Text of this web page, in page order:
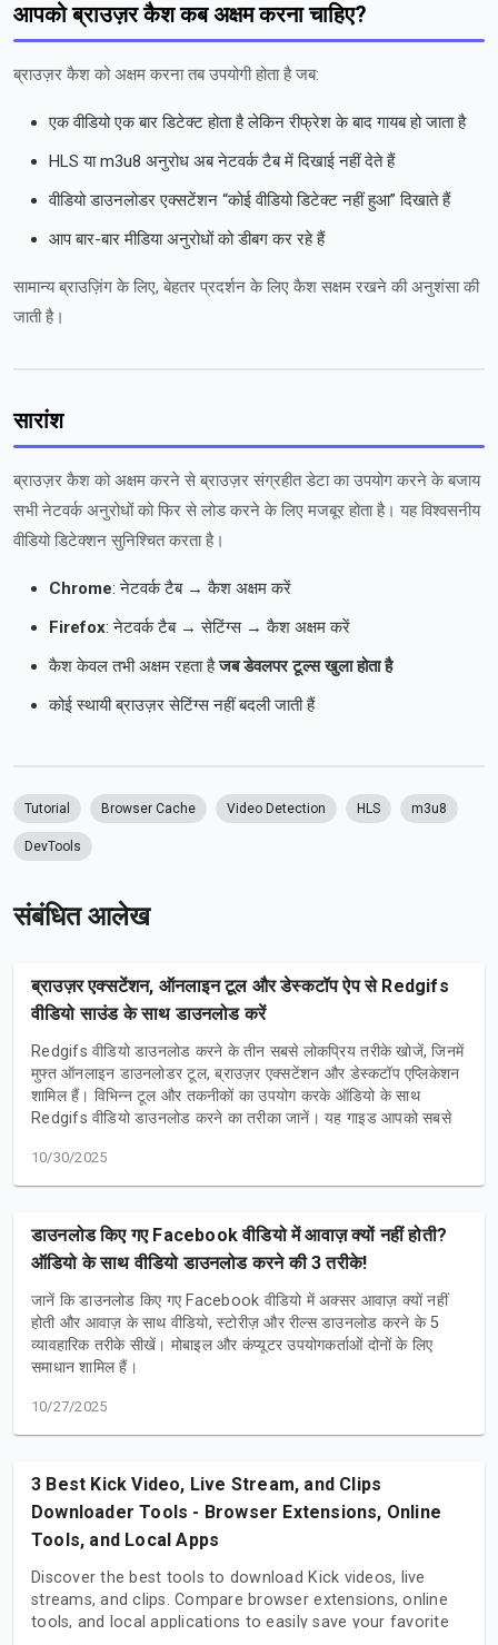
आपको ब्राउज़र कैश कब अक्षम करना चाहिए?
ब्राउज़र कैश को अक्षम करना तब उपयोगी होता है जब:
एक वीडियो एक बार डिटेक्ट होता है लेकिन रीफ्रेश के बाद गायब हो जाता है
HLS या m3u8 अनुरोध अब नेटवर्क टैब में दिखाई नहीं देते हैं
वीडियो डाउनलोडर एक्सटेंशन “कोई वीडियो डिटेक्ट नहीं हुआ” दिखाते हैं
आप बार-बार मीडिया अनुरोधों को डीबग कर रहे हैं
सामान्य ब्राउज़िंग के लिए, बेहतर प्रदर्शन के लिए कैश सक्षम रखने की अनुशंसा की
जाती है।
सारांश
ब्राउज़र कैश को अक्षम करने से ब्राउज़र संग्रहीत डेटा का उपयोग करने के बजाय
सभी नेटवर्क अनुरोधों को फिर से लोड करने के लिए मजबूर होता है। यह विश्वसनीय
वीडियो डिटेक्शन सुनिश्चित करता है।
Chrome: नेटवर्क टैब → कैश अक्षम करें
Firefox: नेटवर्क टैब → सेटिंग्स → कैश अक्षम करें
कैश केवल तभी अक्षम रहता हैजब डेवलपर टूल्स खुला होता है
कोई स्थायी ब्राउज़र सेटिंग्स नहीं बदली जाती हैं
Tutorial Browser Cache Video Detection HLS m3u8
DevTools
संबंधित आलेख
ब्राउज़र एक्सटेंशन, ऑनलाइन टूल और डेस्कटॉप ऐप से Redgifs
वीडियो साउंड के साथ डाउनलोड करें
Redgifs वीडियो डाउनलोड करने के तीन सबसे लोकप्रिय तरीके खोजें, जिनमें
मुफ्त ऑनलाइन डाउनलोडर टूल, ब्राउज़र एक्सटेंशन और डेस्कटॉप एप्लिकेशन
शामिल हैं। विभिन्न टूल और तकनीकों का उपयोग करके ऑडियो के साथ
Redgifs वीडियो डाउनलोड करने का तरीका जानें। यह गाइड आपको सबसे
10/30/2025
डाउनलोड किए गए Facebook वीडियो में आवाज़ क्यों नहीं होती?
ऑडियो के साथ वीडियो डाउनलोड करने की 3 तरीके!
जानें कि डाउनलोड किए गए Facebook वीडियो में अक्सर आवाज़ क्यों नहीं
होती और आवाज़ के साथ वीडियो, स्टोरीज़ और रील्स डाउनलोड करने के 5
व्यावहारिक तरीके सीखें। मोबाइल और कंप्यूटर उपयोगकर्ताओं दोनों के लिए
समाधान शामिल हैं।
10/27/2025
3 Best Kick Video, Live Stream, and Clips
Downloader Tools - Browser Extensions, Online
Tools, and Local Apps
Discover the best tools to download Kick videos, live
streams, and clips. Compare browser extensions, online
tools, and local applications to easily save your favorite